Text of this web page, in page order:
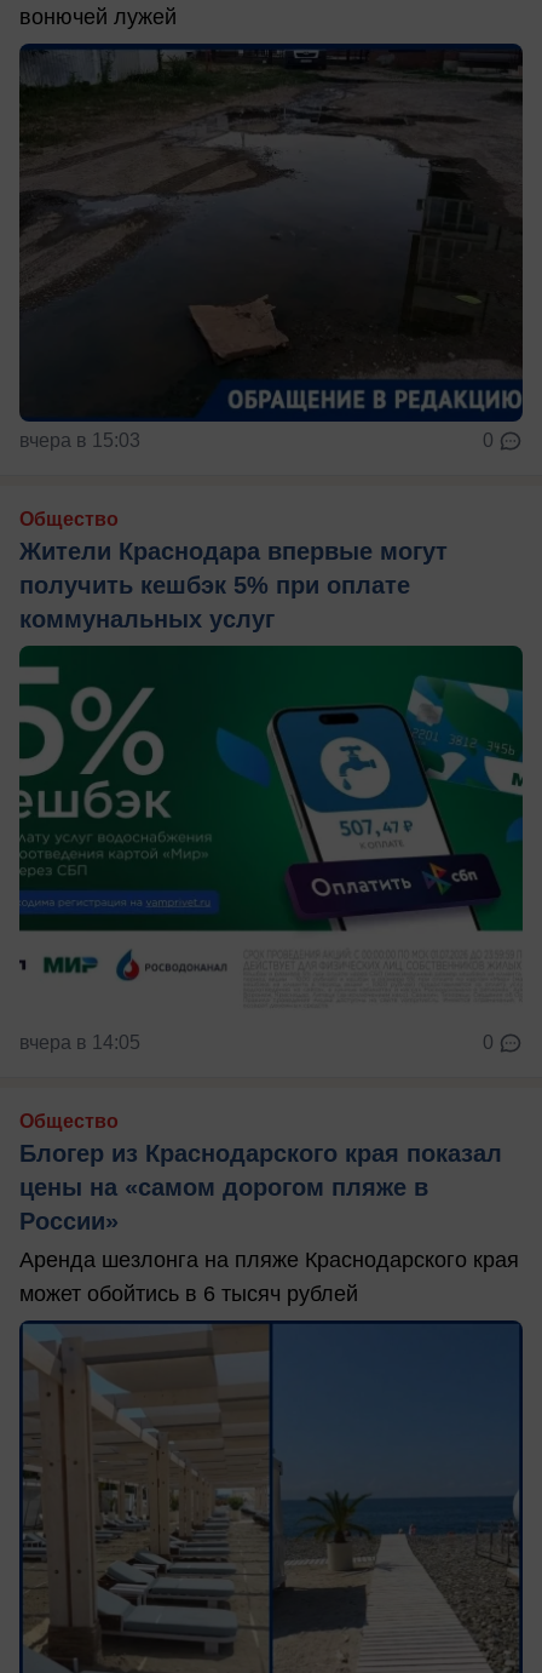
вонючей лужей
вчера в 15:03 0
Общество
Жители Краснодара впервые могут
получить кешбэк 5% при оплате
коммунальных услуг
вчера в 14:05 0
Общество
Блогер из Краснодарского края показал
цены на «самом дорогом пляже в
России»
Аренда шезлонга на пляже Краснодарского края
может обойтись в 6 тысяч рублей